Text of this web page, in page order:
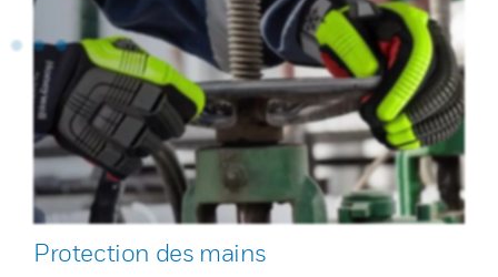
Protection des mains